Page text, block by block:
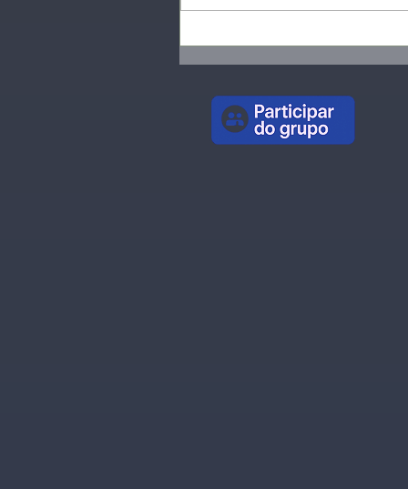
monotemáticas
rádios “ecléticas” iguais